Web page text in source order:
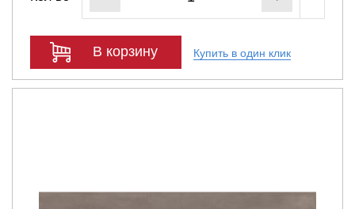
В корзину Купить в один клик